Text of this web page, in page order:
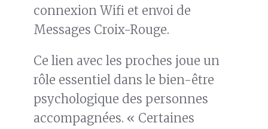
connexion Wifi et envoi de
Messages Croix-Rouge.
Ce lien avec les proches joue un
rôle essentiel dans le bien-être
psychologique des personnes
accompagnées. « Certaines